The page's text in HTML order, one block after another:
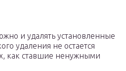
и удалять установленные
удаления не остается
как ставшие ненужными